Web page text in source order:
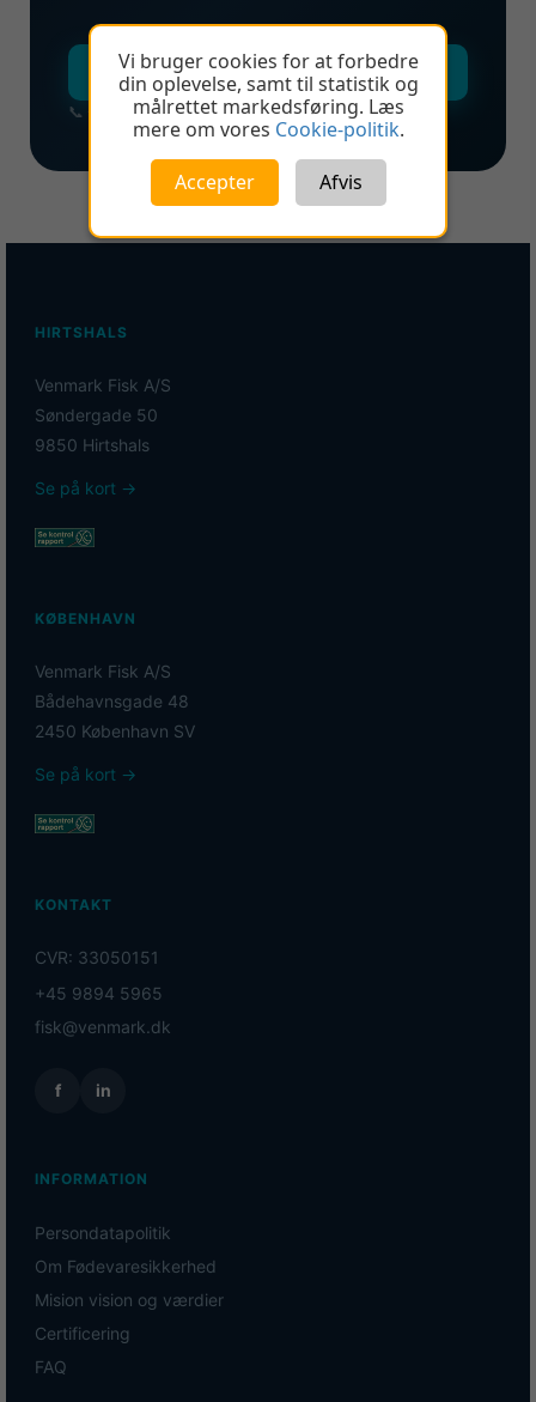
Kontakt os nu →
📞 +45 98 94 59 65
Vi bruger cookies for at forbedre
din oplevelse, samt til statistik og
målrettet markedsføring. Læs
mere om vores Cookie-politik.
Accepter
Afvis
HIRTSHALS
Venmark Fisk A/S
Søndergade 50
9850 Hirtshals
Se på kort →
KØBENHAVN
Venmark Fisk A/S
Bådehavnsgade 48
2450 København SV
Se på kort →
KONTAKT
CVR: 33050151
+45 9894 5965
fisk@venmark.dk
f in
INFORMATION
Persondatapolitik
Om Fødevaresikkerhed
Mision vision og værdier
Certificering
FAQ